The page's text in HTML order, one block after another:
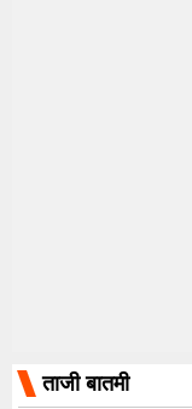
ताजी बातमी